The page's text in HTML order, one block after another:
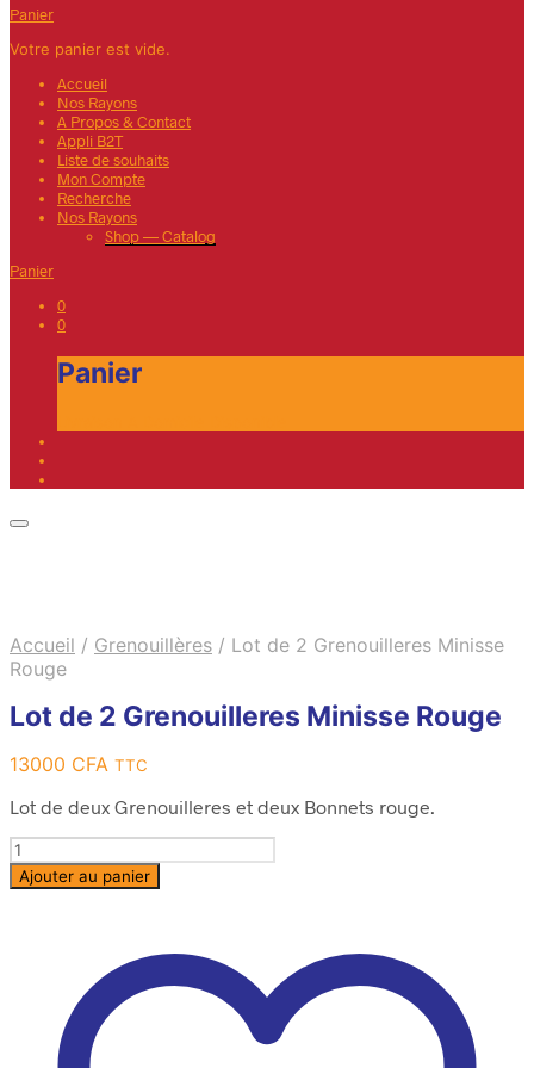
Panier
Votre panier est vide.
Accueil
Nos Rayons
A Propos & Contact
Appli B2T
Liste de souhaits
Mon Compte
Recherche
Nos Rayons
Shop — Catalog
Panier
0
0
Panier
Accueil / Grenouillères / Lot de 2 Grenouilleres Minisse
Rouge
Lot de 2 Grenouilleres Minisse Rouge
13000 CFA TTC
Lot de deux Grenouilleres et deux Bonnets rouge.
Quantité
Ajouter au panier